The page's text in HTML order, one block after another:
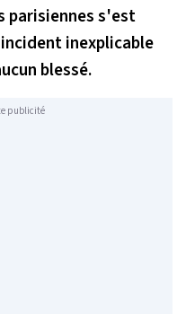
parisiennes s'est
inexplicable
blessé.
publicité